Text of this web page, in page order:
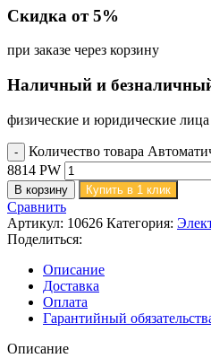
Скидка от 5%
при заказе через корзину
Наличный и
физические и юридические лица
Количество товара
8814 PW
В корзину Купить в 1 клик
Сравнить
Артикул: 10626 Категория:
Поделиться:
Описание
Доставка
Оплата
Гарантийный
Описание